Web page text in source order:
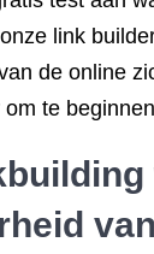
link
de online
te